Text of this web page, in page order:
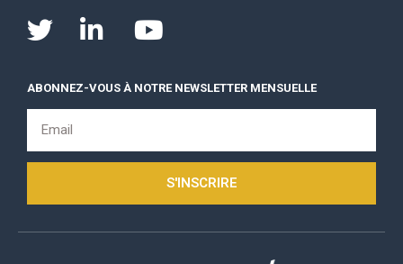
ABONNEZ-VOUS À NOTRE NEWSLETTER MENSUELLE
S'INSCRIRE